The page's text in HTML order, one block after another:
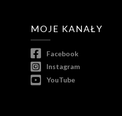
MOJE KANAŁY
Facebook
Instagram
YouTube